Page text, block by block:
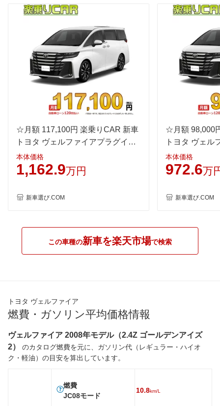
☆月額 117,100円 楽乗りCAR 新車
トヨタ ヴェルファイアプラグイン
ハイブリッド 4WD 2500 PHEV
Executive Lounge E-Four 6人乗り
本体価格
1,162.9万円
新車選び.COM
☆月額 98,000
トヨタ ヴェル
ド 4WD 2500
Lounge E-Four
本体価格
972.6万
新車選び.COM
この車種の新車を楽天市場で検索
トヨタ ヴェルファイア
燃費・ガソリン平均価格情報
ヴェルファイア 2008年モデル（2.4Z ゴールデンアイズ
2）
のカタログ燃費を元に、ガソリン代（レギュラー・ハイオ
ク・軽油）の目安を算出しています。
燃費
JC08モード
10.8km/L